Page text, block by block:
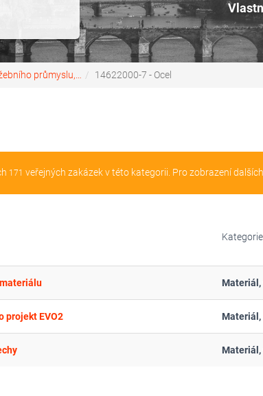
průmyslu,… 14622000-7 - Ocel
171 veřejných zakázek v této kategorii. Pro zobrazení
projekt EVO2